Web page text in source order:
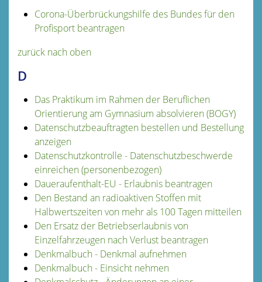
Corona-Überbrückungshilfe des Bundes für den
Profisport beantragen
zurück nach oben
D
Das Praktikum im Rahmen der Beruflichen
Orientierung am Gymnasium absolvieren (BOGY)
Datenschutzbeauftragten bestellen und Bestellung
anzeigen
Datenschutzkontrolle - Datenschutzbeschwerde
einreichen (personenbezogen)
Daueraufenthalt-EU - Erlaubnis beantragen
Den Bestand an radioaktiven Stoffen mit
Halbwertszeiten von mehr als 100 Tagen mitteilen
Den Ersatz der Betriebserlaubnis von
Einzelfahrzeugen nach Verlust beantragen
Denkmalbuch - Denkmal aufnehmen
Denkmalbuch - Einsicht nehmen